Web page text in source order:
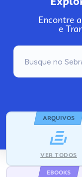
Encontre
e
ARQUIVOS
VER TODOS
EBOOKS